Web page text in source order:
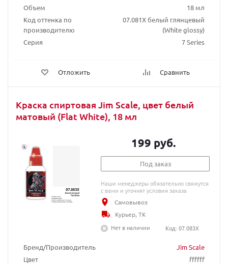
Объем
18 мл
Код оттенка по
производителю
07.081X белый глянцевый
(White glossy)
Серия
7 Series
Отложить Сравнить
Краска спиртовая Jim Scale, цвет белый
матовый (Flat White), 18 мл
Бренд/Производитель
Jim Scale
Цвет
ffffff
199 руб.
Под заказ
Наши менеджеры обязательно свяжутся
с вами и уточнят условия заказа
Самовывоз
Курьер, ТК
Нет в наличии
Код: 07.083X